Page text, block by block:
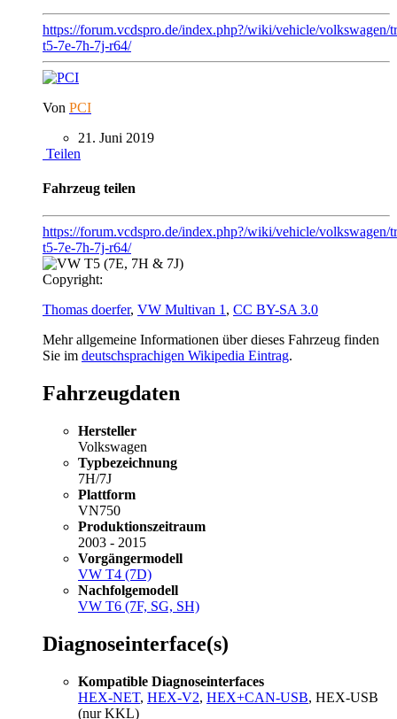
https://forum.vcdspro.de/index.php?/wiki/vehicle/volkswagen/
t5-7e-7h-7j-r64/
Von PCI
21. Juni 2019
Teilen
Fahrzeug teilen
https://forum.vcdspro.de/index.php?/wiki/vehicle/volkswagen/
t5-7e-7h-7j-r64/
Copyright:
Thomas doerfer, VW Multivan 1, CC BY-SA 3.0
Mehr allgemeine Informationen über dieses Fahrzeug finden
Sie im deutschsprachigen Wikipedia Eintrag.
Fahrzeugdaten
Hersteller
Volkswagen
Typbezeichnung
7H/7J
Plattform
VN750
Produktionszeitraum
2003 - 2015
Vorgängermodell
VW T4 (7D)
Nachfolgemodell
VW T6 (7F, SG, SH)
Diagnoseinterface(s)
Kompatible Diagnoseinterfaces
HEX-NET, HEX-V2, HEX+CAN-USB, HEX-USB
(nur KKL)